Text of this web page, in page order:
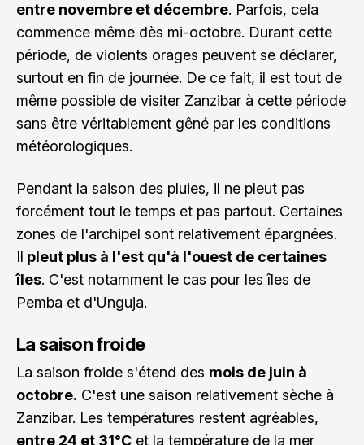
entre novembre et décembre. Parfois, cela
commence même dès mi-octobre. Durant cette
période, de violents orages peuvent se déclarer,
surtout en fin de journée. De ce fait, il est tout de
même possible de visiter Zanzibar à cette période
sans être véritablement gêné par les conditions
météorologiques.
Pendant la saison des pluies, il ne pleut pas
forcément tout le temps et pas partout. Certaines
zones de l'archipel sont relativement épargnées.
Il pleut plus à l'est qu'à l'ouest de certaines
îles. C'est notamment le cas pour les îles de
Pemba et d'Unguja.
La saison froide
La saison froide s'étend des mois de juin à
octobre. C'est une saison relativement sèche à
Zanzibar. Les températures restent agréables,
entre 24 et 31°C et la température de la mer